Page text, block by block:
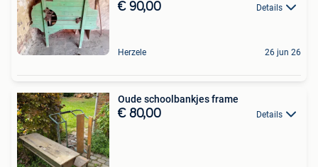
€ 90,00 Details
Herzele 26 jun 26
Oude schoolbankjes frame
€ 80,00 Details